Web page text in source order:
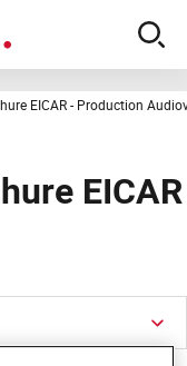
EICAR - Production
EICAR